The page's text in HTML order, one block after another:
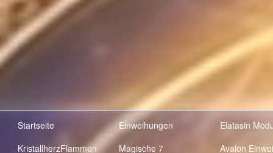
Startseite Einweihungen
Elatasin
KristallherzFlammen
Magische 7 Avalon